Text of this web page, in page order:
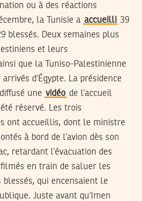
ou à des réactions
la Tunisie a accueilli 39
blessés. Deux semaines plus
et leurs
que la Tuniso-Palestinienne
d’Égypte. La présidence
une vidéo de l’accueil
réservé. Les trois
ont accueillis, dont le ministre
à bord de l’avion dès son
retardant l’évacuation des
en train de saluer les
blessés, qui encensaient le
Juste avant qu’Imen